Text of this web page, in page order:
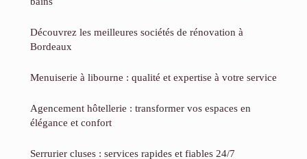
Découvrez les meilleures sociétés de rénovation à
Bordeaux
Menuiserie à libourne : qualité et expertise à votre service
Agencement hôtellerie : transformer vos espaces en
élégance et confort
Serrurier cluses : services rapides et fiables 24/7